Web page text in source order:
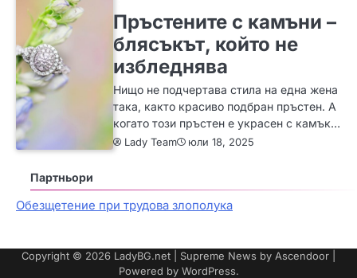
Пръстените с камъни –
блясъкът, който не
избледнява
Нищо не подчертава стила на една жена
така, както красиво подбран пръстен. А
когато този пръстен е украсен с камък…
Lady Team юли 18, 2025
Партньори
Обезщетение при трудова злополука
Copyright © 2026 LadyBG.net | Supreme News by Ascendoor
Powered by WordPress.